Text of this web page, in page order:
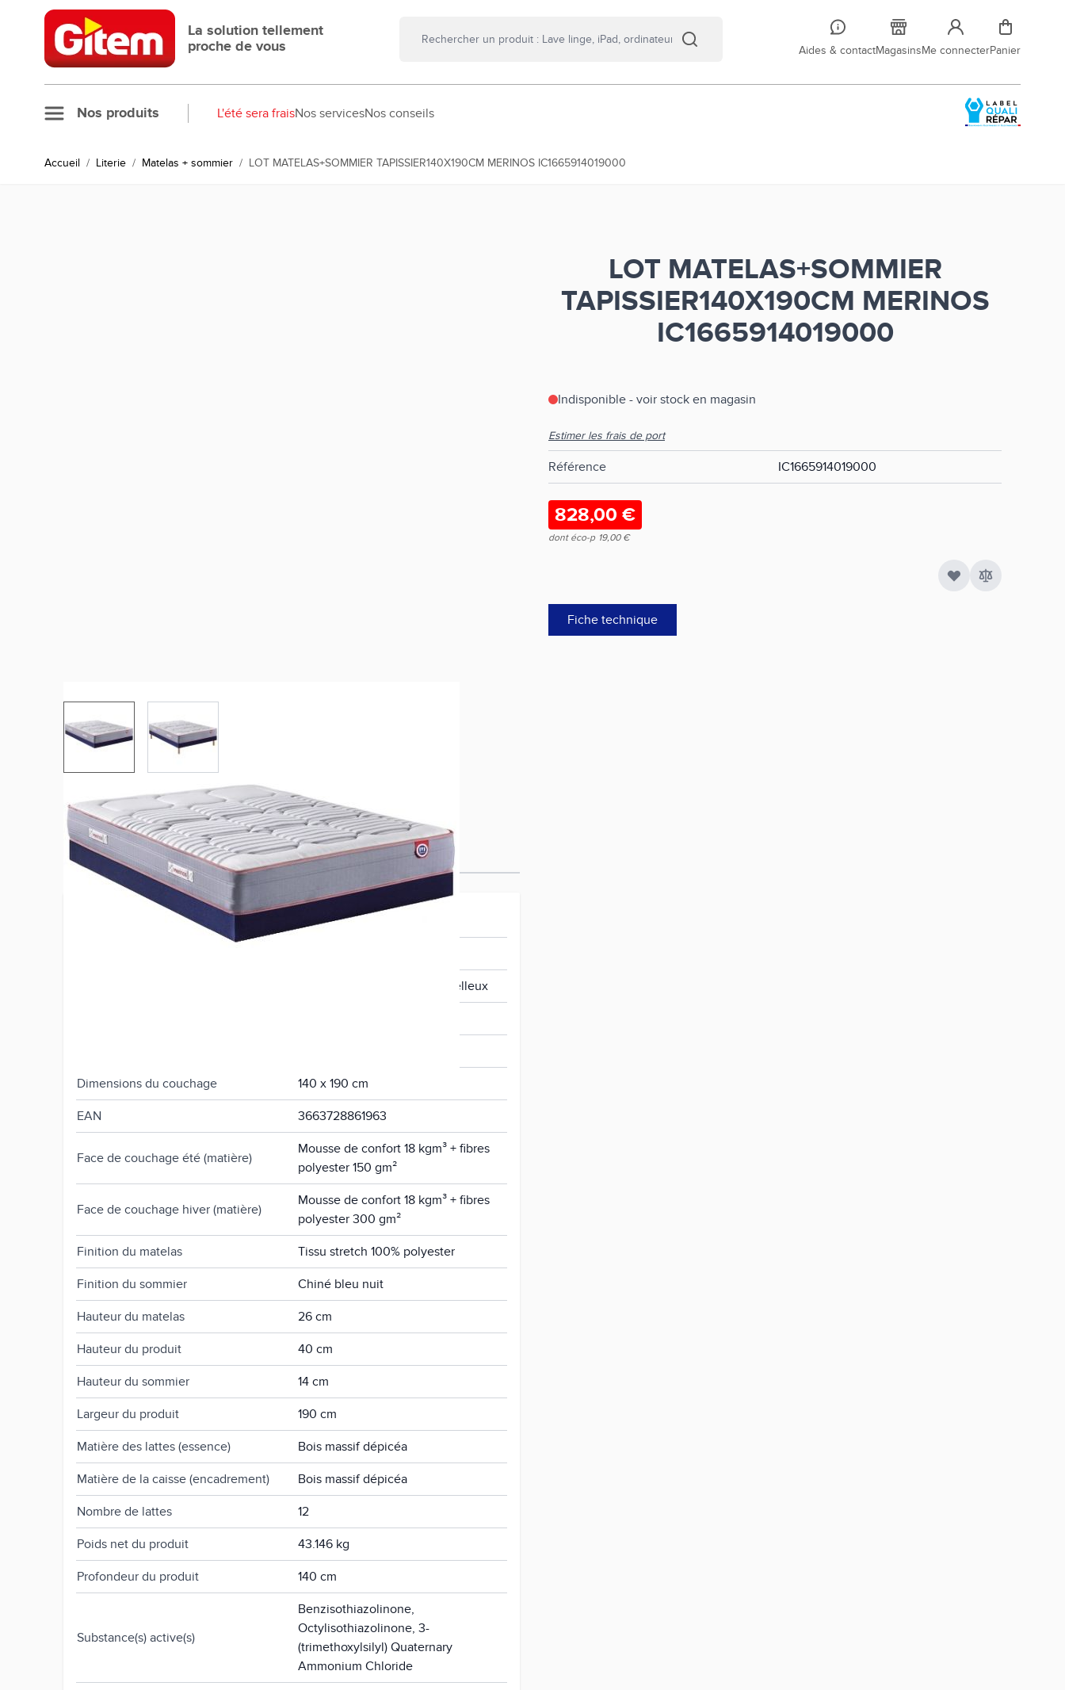
Allez au contenu
La solution tellement
proche de vous
Aides & contactMagasinsMe connecterPanier
Nos produits L'été sera fraisNos servicesNos conseils
Accueil / Literie / Matelas + sommier / LOT MATELAS+SOMMIER TAPISSIER140X190CM MERINOS IC1665914019000
LOT MATELAS+SOMMIER
TAPISSIER140X190CM MERINOS
IC1665914019000
View larger imageView larger image
Indisponible - voir stock en magasin
Estimer les frais de port
Référence IC1665914019000
828,00 €
dont éco-p 19,00 €
Fiche technique
Plus d’information
Certification Oeko Tex Standard 100 Oui
Soutien ferme et accueil moelleux
Dimensions du couchage 140 x 190 cm
EAN 3663728861963
Face de couchage été (matière)
Mousse de confort 18 kgm³ + fibres
polyester 150 gm²
Face de couchage hiver (matière)
Mousse de confort 18 kgm³ + fibres
polyester 300 gm²
Finition du matelas Tissu stretch 100% polyester
Finition du sommier Chiné bleu nuit
Hauteur du matelas 26 cm
Hauteur du produit 40 cm
Hauteur du sommier 14 cm
Largeur du produit 190 cm
Matière des lattes (essence) Bois massif dépicéa
Matière de la caisse (encadrement) Bois massif dépicéa
Nombre de lattes 12
Poids net du produit 43.146 kg
Profondeur du produit 140 cm
Substance(s) active(s)
Benzisothiazolinone,
Octylisothiazolinone, 3-
(trimethoxylsilyl) Quaternary
Ammonium Chloride